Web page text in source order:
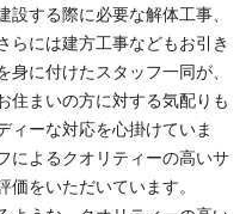
する際に必要な解体工事、
らには建方工事などもお引き
に付けたスタッフ一同が、
住まいの方に対する気配りも
ィーな対応を心掛けていま
によるクオリティーの高いサ
をいただいています。